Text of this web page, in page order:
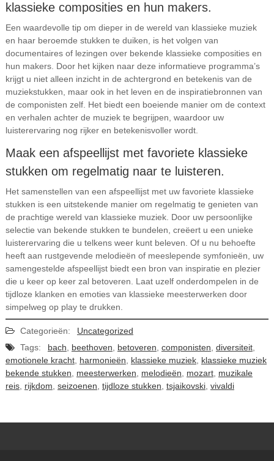
klassieke composities en hun makers.
Een waardevolle tip om dieper in de wereld van klassieke muziek
en haar beroemde stukken te duiken, is het volgen van
documentaires of lezingen over bekende klassieke composities en
hun makers. Door het kijken naar deze informatieve programma’s
krijgt u niet alleen inzicht in de achtergrond en betekenis van de
muziekstukken, maar ook in het leven en de inspiratiebronnen van
de componisten zelf. Het biedt een boeiende manier om de context
en verhalen achter de muziek te begrijpen, waardoor uw
luisterervaring nog rijker en betekenisvoller wordt.
Maak een afspeellijst met favoriete klassieke
stukken om regelmatig naar te luisteren.
Het samenstellen van een afspeellijst met uw favoriete klassieke
stukken is een uitstekende manier om regelmatig te genieten van
de prachtige wereld van klassieke muziek. Door uw persoonlijke
selectie van bekende stukken te bundelen, creëert u een unieke
luisterervaring die u telkens weer kunt beleven. Of u nu behoefte
heeft aan rustgevende melodieën of meeslepende symfonieën, uw
samengestelde afspeellijst biedt een bron van inspiratie en plezier
die u keer op keer zal betoveren. Laat uzelf onderdompelen in de
tijdloze klanken en emoties van klassieke meesterwerken door
simpelweg op play te drukken.
Categorieën:
Uncategorized
Tags:
bach, beethoven, betoveren, componisten, diversiteit,
emotionele kracht, harmonieën, klassieke muziek, klassieke muziek
bekende stukken, meesterwerken, melodieën, mozart, muzikale
reis, rijkdom, seizoenen, tijdloze stukken, tsjaikovski, vivaldi